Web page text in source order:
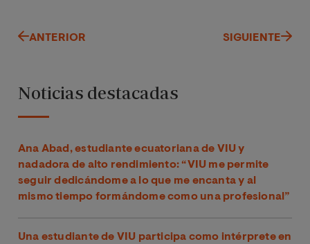
ANTERIOR SIGUIENTE
Noticias destacadas
Ana Abad, estudiante ecuatoriana de VIU y
nadadora de alto rendimiento: “VIU me permite
seguir dedicándome a lo que me encanta y al
mismo tiempo formándome como una profesional”
Una estudiante de VIU participa como intérprete en